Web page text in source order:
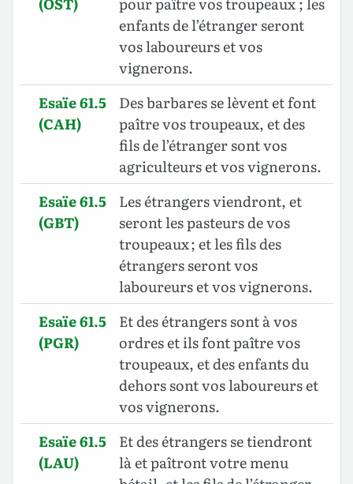
enfants de l’étranger seront
vos laboureurs et vos
vignerons.
Esaïe 61.5
(CAH)
Des barbares se lèvent et font
paître vos troupeaux, et des
fils de l’étranger sont vos
agriculteurs et vos vignerons.
Esaïe 61.5
(GBT)
Les étrangers viendront, et
seront les pasteurs de vos
troupeaux ; et les fils des
étrangers seront vos
laboureurs et vos vignerons.
Esaïe 61.5
(PGR)
Et des étrangers sont à vos
ordres et ils font paître vos
troupeaux, et des enfants du
dehors sont vos laboureurs et
vos vignerons.
Esaïe 61.5
(LAU)
Et des étrangers se tiendront
là et paîtront votre menu